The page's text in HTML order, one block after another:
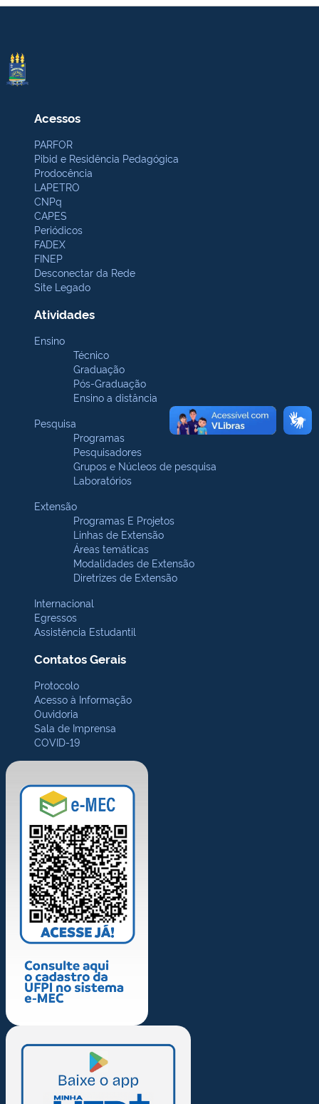
Acessos
PARFOR
Pibid e Residência Pedagógica
Prodocência
LAPETRO
CNPq
CAPES
Periódicos
FADEX
FINEP
Desconectar da Rede
Site Legado
Atividades
Ensino
Técnico
Graduação
Pós-Graduação
Ensino a distância
Pesquisa
Programas
Pesquisadores
Grupos e Núcleos de pesquisa
Laboratórios
Extensão
Programas E Projetos
Linhas de Extensão
Áreas temáticas
Modalidades de Extensão
Diretrizes de Extensão
Internacional
Egressos
Assistência Estudantil
Contatos Gerais
Protocolo
Acesso à Informação
Ouvidoria
Sala de Imprensa
COVID-19